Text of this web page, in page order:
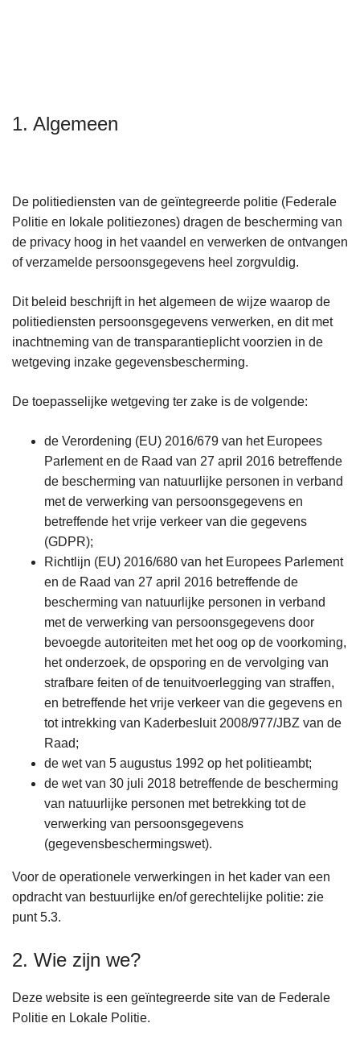
1. Algemeen
De politiediensten van de geïntegreerde politie (Federale
Politie en lokale politiezones) dragen de bescherming van
de privacy hoog in het vaandel en verwerken de ontvangen
of verzamelde persoonsgegevens heel zorgvuldig.
Dit beleid beschrijft in het algemeen de wijze waarop de
politiediensten persoonsgegevens verwerken, en dit met
inachtneming van de transparantieplicht voorzien in de
wetgeving inzake gegevensbescherming.
De toepasselijke wetgeving ter zake is de volgende:
de Verordening (EU) 2016/679 van het Europees
Parlement en de Raad van 27 april 2016 betreffende
de bescherming van natuurlijke personen in verband
met de verwerking van persoonsgegevens en
betreffende het vrije verkeer van die gegevens
(GDPR);
Richtlijn (EU) 2016/680 van het Europees Parlement
en de Raad van 27 april 2016 betreffende de
bescherming van natuurlijke personen in verband
met de verwerking van persoonsgegevens door
bevoegde autoriteiten met het oog op de voorkoming,
het onderzoek, de opsporing en de vervolging van
strafbare feiten of de tenuitvoerlegging van straffen,
en betreffende het vrije verkeer van die gegevens en
tot intrekking van Kaderbesluit 2008/977/JBZ van de
Raad;
de wet van 5 augustus 1992 op het politieambt;
de wet van 30 juli 2018 betreffende de bescherming
van natuurlijke personen met betrekking tot de
verwerking van persoonsgegevens
(gegevensbeschermingswet).
Voor de operationele verwerkingen in het kader van een
opdracht van bestuurlijke en/of gerechtelijke politie: zie
punt 5.3.
2. Wie zijn we?
Deze website is een geïntegreerde site van de Federale
Politie en Lokale Politie.